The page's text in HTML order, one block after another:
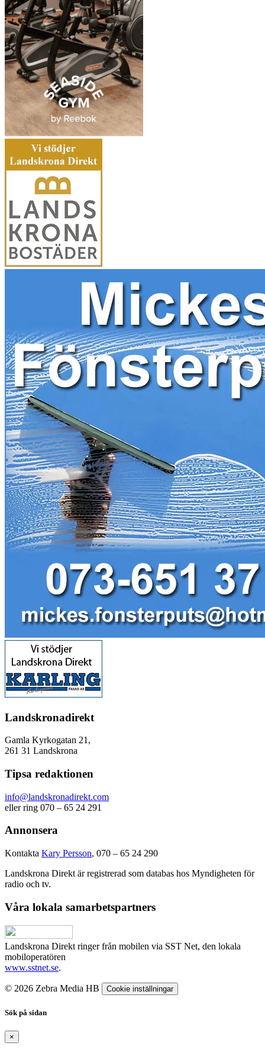
Landskronadirekt
Gamla Kyrkogatan 21,
261 31 Landskrona
Tipsa redaktionen
info@landskronadirekt.com
eller ring 070 – 65 24 291
Annonsera
Kontakta Kary Persson, 070 – 65 24 290
Landskrona Direkt är registrerad som databas hos Myndigheten för
radio och tv.
Våra lokala samarbetspartners
Landskrona Direkt ringer från mobilen via SST Net, den lokala
mobiloperatören
www.sstnet.se.
© 2026 Zebra Media HB Cookie inställningar
Sök på sidan
×